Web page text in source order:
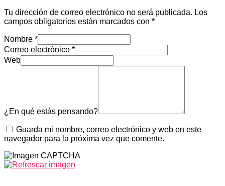
Tu dirección de correo electrónico no será publicada. Los
campos obligatorios están marcados con *
Nombre *
Correo electrónico *
Web
¿En qué estás pensando?
Guarda mi nombre, correo electrónico y web en este
navegador para la próxima vez que comente.